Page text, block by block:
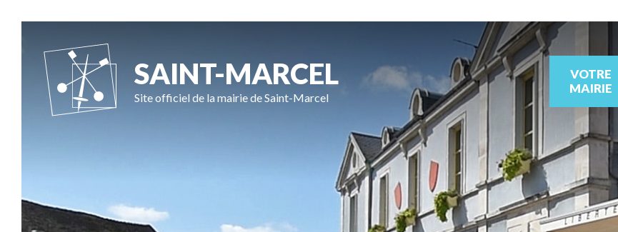
SAINT-MARCEL
Site officiel de la mairie de Saint-Marcel
VOTRE
MAIRIE